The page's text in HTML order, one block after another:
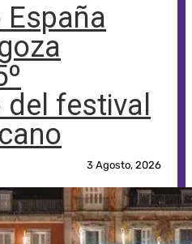
del festival
3 Agosto, 2026